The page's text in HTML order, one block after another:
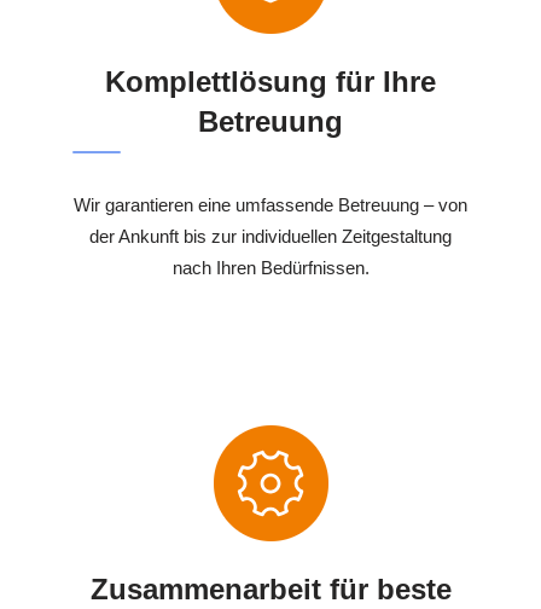
Komplettlösung für Ihre
Betreuung
Wir garantieren eine umfassende Betreuung – von
der Ankunft bis zur individuellen Zeitgestaltung
nach Ihren Bedürfnissen.
Zusammenarbeit für beste